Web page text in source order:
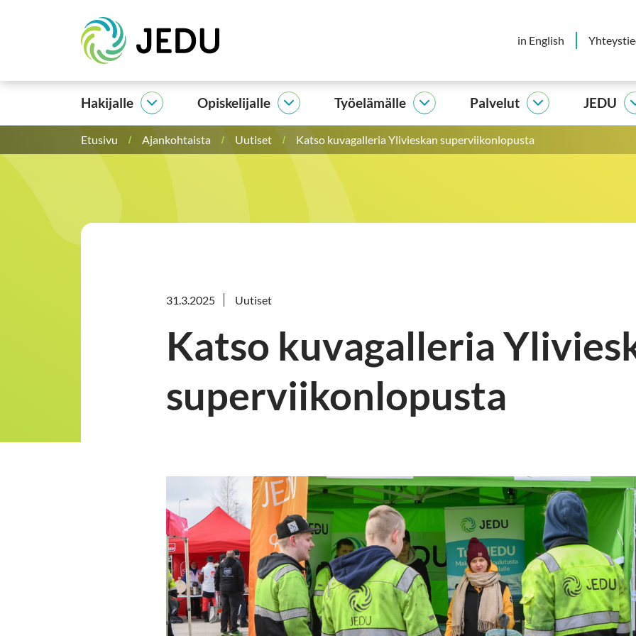
sisältöön
Etusivu
in English
Hakijalle
Hakijalle
alasivut
Opiskelijalle
Opiskelijalle
alasivut
Työelämälle
Työelämälle
alasivut
Palvelut
Palvelut
alasivut
JEDU
Etusivu Ajankohtaista Uutiset Katso kuvagalleria Ylivieskan superviikonlopusta
31.3.2025 Uutiset
Katso kuvagalleria
superviikonlopusta